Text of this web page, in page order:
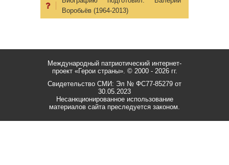
Воробьёв (1964-2013)
Международный патриотический интернет-
проект «Герои страны». © 2000 - 2026 гг.
Свидетельство СМИ: Эл № ФС77-85279 от
30.05.2023
Несанкционированное использование
материалов сайта преследуется законом.